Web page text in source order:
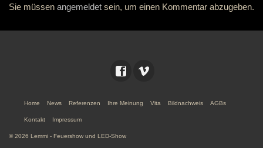
Sie müssen angemeldet sein, um einen Kommentar abzugeben.
Home News Referenzen Ihre Meinung Vita Bildnachweis AGBs
Kontakt Impressum
© 2026 Lemmi - Feuershow und LED-Show